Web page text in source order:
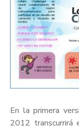
En la primera
2012 transcurrirá